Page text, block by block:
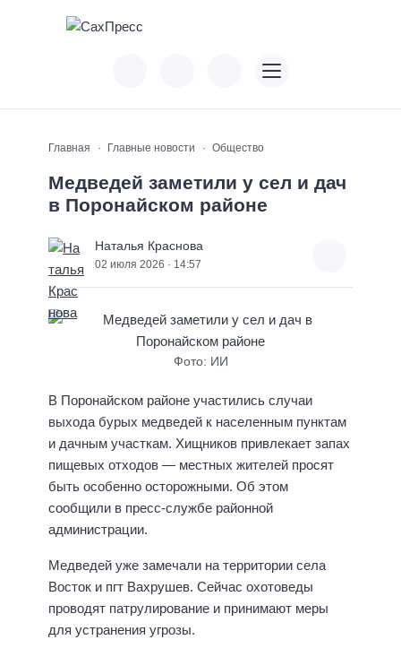
Главная Главные новости Общество
Медведей заметили у сел и дач
в Поронайском районе
Наталья Краснова
02 июля 2026 · 14:57
Фото: ИИ
В Поронайском районе участились случаи
выхода бурых медведей к населенным пунктам
и дачным участкам. Хищников привлекает запах
пищевых отходов — местных жителей просят
быть особенно осторожными. Об этом
сообщили в пресс-службе районной
администрации.
Медведей уже замечали на территории села
Восток и пгт Вахрушев. Сейчас охотоведы
проводят патрулирование и принимают меры
для устранения угрозы.